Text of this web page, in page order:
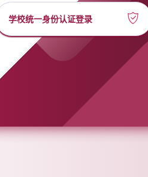
学校统一身份认证登录